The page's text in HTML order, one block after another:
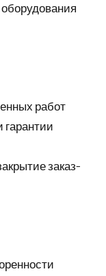
работ
гарантии
заказ-